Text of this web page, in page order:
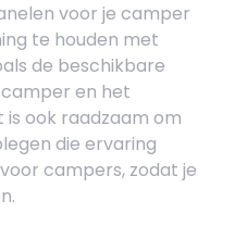
voor je camper
te houden met
de beschikbare
en het
ook raadzaam om
die ervaring
campers, zodat je